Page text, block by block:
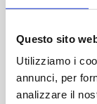
Questo sito
Utilizziamo i
annunci, per
analizzare il
el compromiso
Temas del